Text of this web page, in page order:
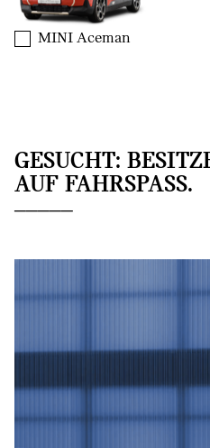
MINI Aceman
GESUCHT:
AUF FAHRSPASS.